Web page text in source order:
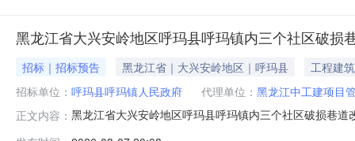
黑龙江省大兴安岭地区呼玛县呼玛镇内三个社区破损
招标｜招标预告 黑龙江省｜大兴安岭地区｜呼玛县
工程建筑
招标单位： 呼玛县呼玛镇人民政府 代理单位： 黑龙江中工建项目
正文内容： 黑龙江省大兴安岭地区呼玛县呼玛镇内三个社区破损巷